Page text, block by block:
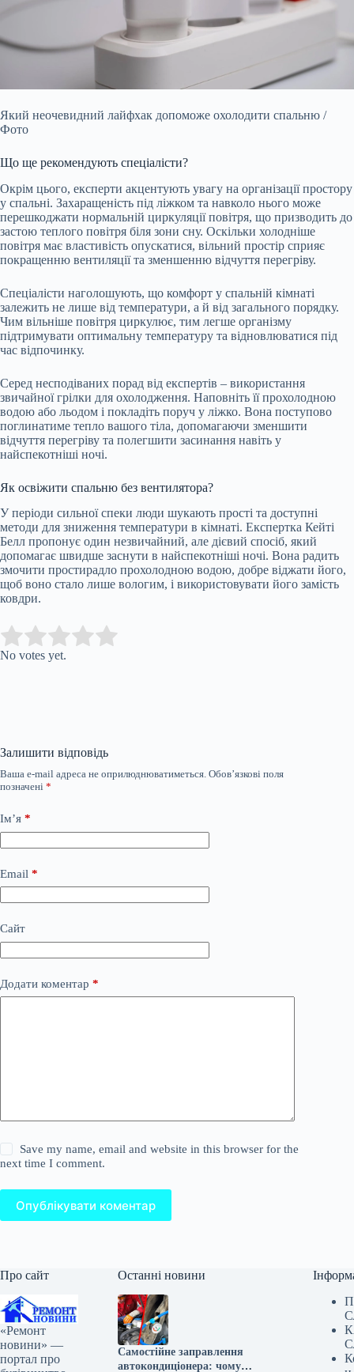
Який неочевидний лайфхак допоможе охолодити спальню /
Фото
Що ще рекомендують спеціалісти?
Окрім цього, експерти акцентують увагу на організації простору
у спальні. Захаращеність під ліжком та навколо нього може
перешкоджати нормальній циркуляції повітря, що призводить до
застою теплого повітря біля зони сну. Оскільки холодніше
повітря має властивість опускатися, вільний простір сприяє
покращенню вентиляції та зменшенню відчуття перегріву.
Спеціалісти наголошують, що комфорт у спальній кімнаті
залежить не лише від температури, а й від загального порядку.
Чим вільніше повітря циркулює, тим легше організму
підтримувати оптимальну температуру та відновлюватися під
час відпочинку.
Серед несподіваних порад від експертів – використання
звичайної грілки для охолодження. Наповніть її прохолодною
водою або льодом і покладіть поруч у ліжко. Вона поступово
поглинатиме тепло вашого тіла, допомагаючи зменшити
відчуття перегріву та полегшити засинання навіть у
найспекотніші ночі.
Як освіжити спальню без вентилятора?
У періоди сильної спеки люди шукають прості та доступні
методи для зниження температури в кімнаті. Експертка Кейті
Белл пропонує один незвичайний, але дієвий спосіб, який
допомагає швидше заснути в найспекотніші ночі. Вона радить
змочити простирадло прохолодною водою, добре віджати його,
щоб воно стало лише вологим, і використовувати його замість
ковдри.
Rate this item:
No votes yet.
Залишити відповідь
Ваша e-mail адреса не оприлюднюватиметься. Обов’язкові поля
позначені *
Ім’я *
Email *
Сайт
Додати коментар *
Save my name, email and website in this browser for the
next time I comment.
Опублікувати коментар
Про сайт
«Ремонт
новини» —
портал про
Останні новини
Самостійне заправлення
автокондиціонера: чому